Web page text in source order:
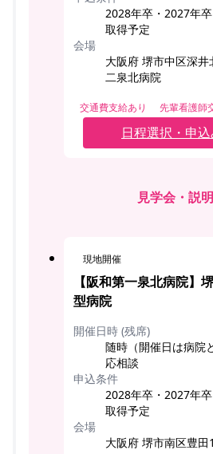
2028年卒・2027年
取得予定
会場
大阪府 堺市中区深
二泉北病院
交通費支給あり 先輩看護師
日程選択・申
見学会・説
現地開催
【阪和第一泉北病院】
型病院
開催日時 (残席)
随時（開催日は病院
応相談
申込条件
2028年卒・2027年
取得予定
会場
大阪府 堺市南区豊田